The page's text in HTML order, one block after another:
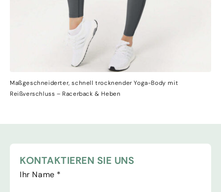
Maßgeschneiderter, schnell trocknender Yoga-Body mit
Reißverschluss – Racerback & Heben
KONTAKTIEREN SIE UNS
Ihr Name *